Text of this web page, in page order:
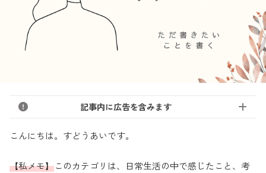
記事内に広告を含みます
こんにちは。すどうあいです。
【私メモ】このカテゴリは、日常生活の中で感じたこと、考